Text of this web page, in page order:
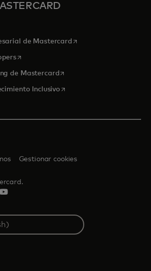
en una pestaña nueva
de Mastercardse abre en una pestaña
se abre en una pestaña nueva
de Mastercardse abre en una pestaña
Inclusivose abre en una pestaña
Gestionar cookies